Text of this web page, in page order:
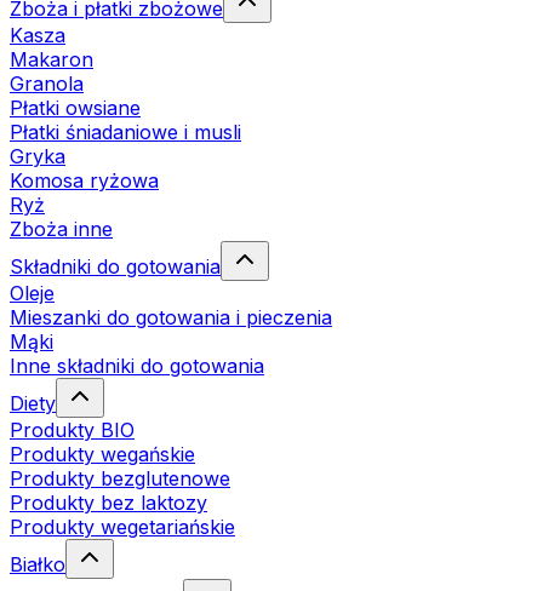
Zboża i płatki zbożowe
Kasza
Makaron
Granola
Płatki owsiane
Płatki śniadaniowe i musli
Gryka
Komosa ryżowa
Ryż
Zboża inne
Składniki do gotowania
Oleje
Mieszanki do gotowania i pieczenia
Mąki
Inne składniki do gotowania
Diety
Produkty BIO
Produkty wegańskie
Produkty bezglutenowe
Produkty bez laktozy
Produkty wegetariańskie
Białko